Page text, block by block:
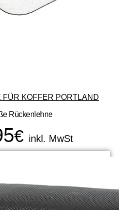
FÜR KOFFER PORTLAND
Rückenlehne
€ inkl. MwSt